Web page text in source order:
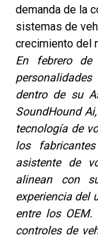
demanda de la
sistemas de
crecimiento del
En febrero de
dentro de su
SoundHound
tecnología de
los
asistente de
alinean con
experiencia del
entre los
controles de